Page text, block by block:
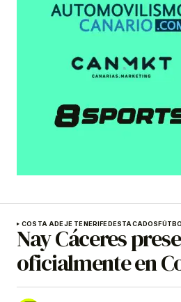
COSTA ADEJE TENERIFEDESTACADOS
Nay Cáceres
oficialmente en